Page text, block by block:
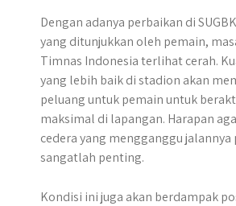
Dengan adanya perbaikan di
yang ditunjukkan oleh pemain,
Timnas Indonesia terlihat cerah.
yang lebih baik di stadion akan
peluang untuk pemain untuk
maksimal di lapangan. Harapan
cedera yang mengganggu
sangatlah penting.
Kondisi ini juga akan berdampak